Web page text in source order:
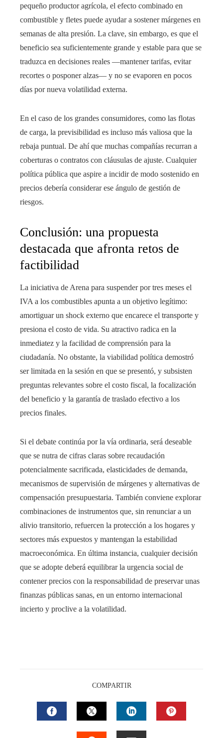
pequeño productor agrícola, el efecto combinado en
combustible y fletes puede ayudar a sostener márgenes en
semanas de alta presión. La clave, sin embargo, es que el
beneficio sea suficientemente grande y estable para que se
traduzca en decisiones reales —mantener tarifas, evitar
recortes o posponer alzas— y no se evaporen en pocos
días por nueva volatilidad externa.
En el caso de los grandes consumidores, como las flotas
de carga, la previsibilidad es incluso más valiosa que la
rebaja puntual. De ahí que muchas compañías recurran a
coberturas o contratos con cláusulas de ajuste. Cualquier
política pública que aspire a incidir de modo sostenido en
precios debería considerar ese ángulo de gestión de
riesgos.
Conclusión: una propuesta
destacada que afronta retos de
factibilidad
La iniciativa de Arena para suspender por tres meses el
IVA a los combustibles apunta a un objetivo legítimo:
amortiguar un shock externo que encarece el transporte y
presiona el costo de vida. Su atractivo radica en la
inmediatez y la facilidad de comprensión para la
ciudadanía. No obstante, la viabilidad política demostró
ser limitada en la sesión en que se presentó, y subsisten
preguntas relevantes sobre el costo fiscal, la focalización
del beneficio y la garantía de traslado efectivo a los
precios finales.
Si el debate continúa por la vía ordinaria, será deseable
que se nutra de cifras claras sobre recaudación
potencialmente sacrificada, elasticidades de demanda,
mecanismos de supervisión de márgenes y alternativas de
compensación presupuestaria. También conviene explorar
combinaciones de instrumentos que, sin renunciar a un
alivio transitorio, refuercen la protección a los hogares y
sectores más expuestos y mantengan la estabilidad
macroeconómica. En última instancia, cualquier decisión
que se adopte deberá equilibrar la urgencia social de
contener precios con la responsabilidad de preservar unas
finanzas públicas sanas, en un entorno internacional
incierto y proclive a la volatilidad.
COMPARTIR
FACEBOOKTWITTERLINKEDIN